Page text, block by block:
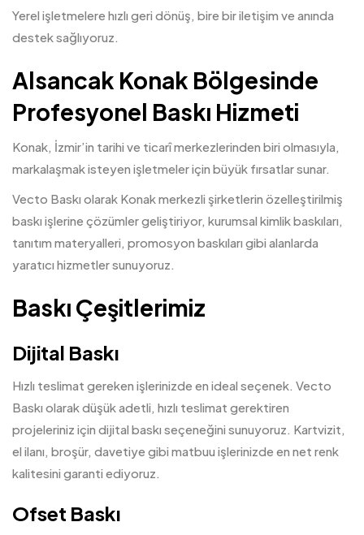
Yerel işletmelere hızlı geri dönüş, bire bir iletişim ve anında
destek sağlıyoruz.
Alsancak Konak Bölgesinde
Profesyonel Baskı Hizmeti
Konak, İzmir’in tarihi ve ticarî merkezlerinden biri olmasıyla,
markalaşmak isteyen işletmeler için büyük fırsatlar sunar.
Vecto Baskı olarak Konak merkezli şirketlerin özelleştirilmiş
baskı işlerine çözümler geliştiriyor, kurumsal kimlik baskıları,
tanıtım materyalleri, promosyon baskıları gibi alanlarda
yaratıcı hizmetler sunuyoruz.
Baskı Çeşitlerimiz
Dijital Baskı
Hızlı teslimat gereken işlerinizde en ideal seçenek. Vecto
Baskı olarak düşük adetli, hızlı teslimat gerektiren
projeleriniz için dijital baskı seçeneğini sunuyoruz. Kartvizit,
el ilanı, broşür, davetiye gibi matbuu işlerinizde en net renk
kalitesini garanti ediyoruz.
Ofset Baskı